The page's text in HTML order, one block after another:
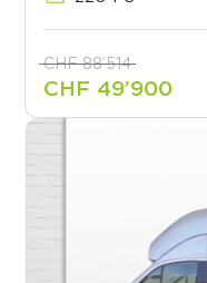
CHF 88’514
CHF 49’900